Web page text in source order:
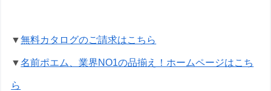
▼無料カタログのご請求はこちら
▼名前ポエム、業界NO1の品揃え！ホームページはこち
ら